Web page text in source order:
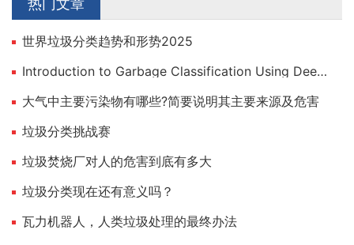
世界垃圾分类趋势和形势2025
Introduction to Garbage Classification Using Deep Learning
大气中主要污染物有哪些?简要说明其主要来源及危害
垃圾分类挑战赛
垃圾焚烧厂对人的危害到底有多大
垃圾分类现在还有意义吗？
瓦力机器人，人类垃圾处理的最终办法